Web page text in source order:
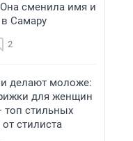
сменила имя и
в Самару
2
делают моложе:
для женщин
топ стильных
стилиста